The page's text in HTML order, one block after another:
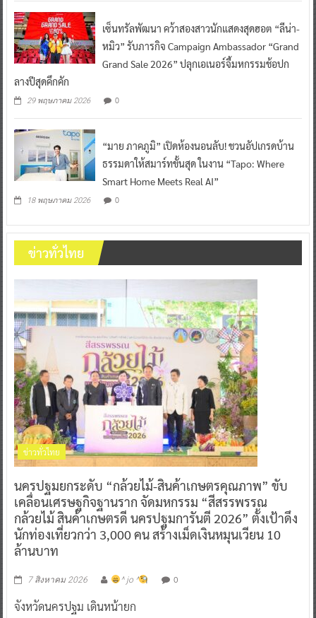
เซ็นทรัลพัฒนา คว้าสองสาวนักแสดงสุดฮอต “ลีน่า-
หมิว” รับภารกิจ Campaign Ambassador “Grand
Grand Sale 2026” ปลุกเอเนอร์จี้มหกรรมช้อปก
ลางปีสุดคึกคัก
29 พฤษภาคม 2026 0
“มาย ภาคภูมิ” เปิดห้องนอนลับ! ชวนอัปเกรดบ้าน
ธรรมดาให้สมาร์ทขั้นสุด ในงาน “Tapo: Where
Smart Home Meets Real AI”
18 พฤษภาคม 2026 0
ข่าวทั่วไทย
ข่าวทั่วไทย
นครปฐมยกระดับ “กล้วยไม้-สินค้าเกษตรคุณภาพ” ขับ
เคลื่อนเศรษฐกิจฐานราก จัดมหกรรม “สีสรรพรรณ
กล้วยไม้ สินค้าเกษตรดี นครปฐมการันตี 2026” ตั้งเป้าดึง
นักท่องเที่ยวกว่า 3,000 คน สร้างเม็ดเงินหมุนเวียน 10
ล้านบาท
7 สิงหาคม 2026 ^ jo ^ 0
จังหวัดนครปฐม เดินหน้ายก